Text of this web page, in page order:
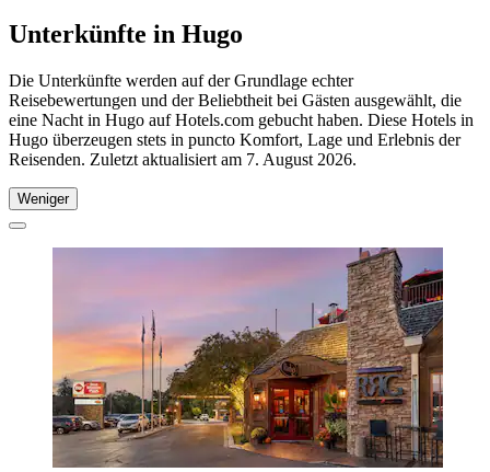
Unterkünfte in Hugo
Die Unterkünfte werden auf der Grundlage echter
Reisebewertungen und der Beliebtheit bei Gästen ausgewählt, die
eine Nacht in Hugo auf Hotels.com gebucht haben. Diese Hotels in
Hugo überzeugen stets in puncto Komfort, Lage und Erlebnis der
Reisenden. Zuletzt aktualisiert am 7. August 2026.
Weniger